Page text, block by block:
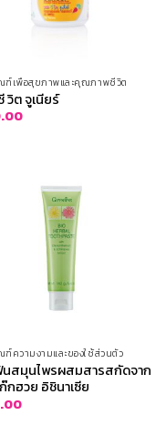
เพื่อสุขภาพและคุณภาพชีวิต
วิต จูเนียร์
ความงามและของใช้ส่วนตัว
สมุนไพรผสมสารสกัดจาก
กฮวย อิชินาเซีย